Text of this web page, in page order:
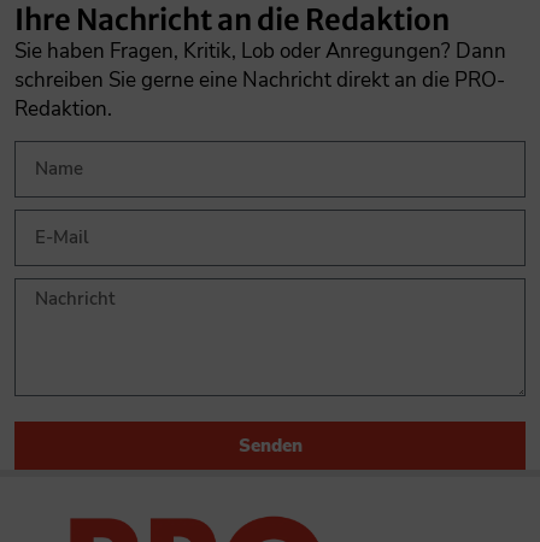
Ihre Nachricht an die Redaktion
Sie haben Fragen, Kritik, Lob oder Anregungen? Dann
schreiben Sie gerne eine Nachricht direkt an die PRO-
Redaktion.
Senden